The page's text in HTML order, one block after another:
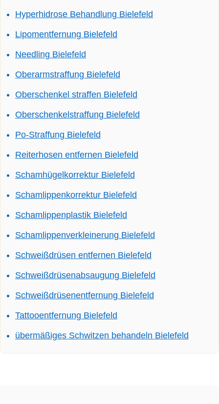
Hyperhidrose Behandlung Bielefeld
Lipomentfernung Bielefeld
Needling Bielefeld
Oberarmstraffung Bielefeld
Oberschenkel straffen Bielefeld
Oberschenkelstraffung Bielefeld
Po-Straffung Bielefeld
Reiterhosen entfernen Bielefeld
Schamhügelkorrektur Bielefeld
Schamlippenkorrektur Bielefeld
Schamlippenplastik Bielefeld
Schamlippenverkleinerung Bielefeld
Schweißdrüsen entfernen Bielefeld
Schweißdrüsenabsaugung Bielefeld
Schweißdrüsenentfernung Bielefeld
Tattooentfernung Bielefeld
übermäßiges Schwitzen behandeln Bielefeld